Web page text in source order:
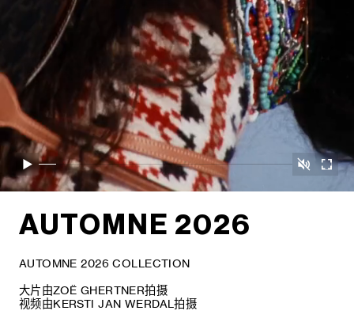
AUTOMNE 2026
AUTOMNE 2026 COLLECTION
大片由ZOË GHERTNER拍摄
视频由KERSTI JAN WERDAL拍摄